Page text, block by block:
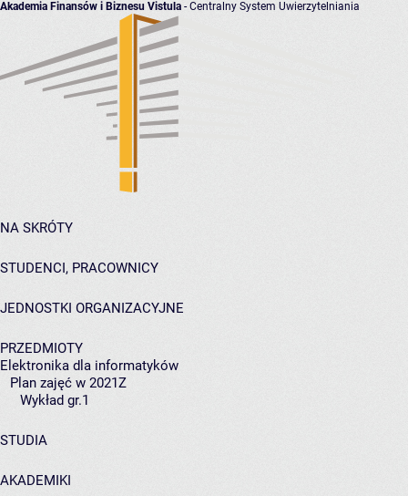
Akademia Finansów i Biznesu Vistula - Centralny System Uwierzytelniania
NA SKRÓTY
STUDENCI, PRACOWNICY
JEDNOSTKI ORGANIZACYJNE
PRZEDMIOTY
Elektronika dla informatyków
Plan zajęć w 2021Z
Wykład gr.1
STUDIA
AKADEMIKI